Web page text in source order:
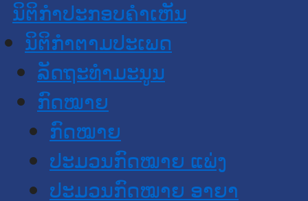
ນິຕິກໍາປະກອບຄໍາເຫັນ
ນິຕິກໍາຕາມປະເພດ
ລັດຖະທໍາມະນູນ
ກົດໝາຍ
ກົດໝາຍ
ປະມວນກົດໝາຍ ແພ່ງ
ປະມວນກົດໝາຍ ອາຍາ